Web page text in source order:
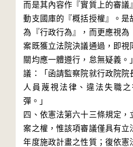
而是其內容作『實質上的審議
動支國庫的『概括授權』。是
為『行政行為』，而更應視為
案既獲立法院決議通過，即視
關均應一體遵行，怠無疑義。
議：「函請監察院就行政院院
人員蔑視法律、違法失職
彈。」
四、依憲法第六十三條規定，
案之權，惟該項審議僅具有立
年度施政計畫之性質；復依憲